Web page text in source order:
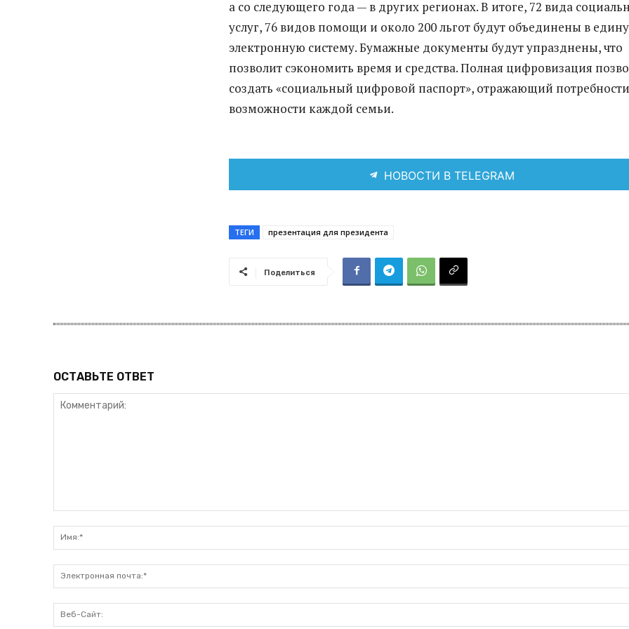
а со следующего года — в других регионах. В итоге, 72 вида
услуг, 76 видов помощи и около 200 льгот будут объединены в
электронную систему. Бумажные документы будут упразднены, что
позволит сэкономить время и средства. Полная цифровизация
создать «социальный цифровой паспорт», отражающий
возможности каждой семьи.
НОВОСТИ В TELEGRAM
ТЕГИ презентация для президента
Поделиться
ОСТАВЬТЕ ОТВЕТ